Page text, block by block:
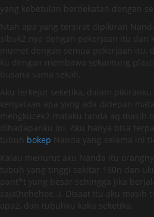
yang kebetulan berdekatan dengan
Ntah apa yang tersirat dipikiran
sibuk2 nya dengan pekerjaan itu dan
mumet dengan semua pekerjaan itu,
ku dengan membawa sekantung
busana sama sekali.
Aku terkejut seketika, dalam
kenyataan apa yang ada didepan
mengkucek2 mataku tanda aq masih
dihadapanku ini. Aku hanya bisa
tubuh bokep Nanda yang selama ini
Kalau menurut aku Nanda itu
tubuh yang tinggi sekitar 160n dan
pant*t yang besar sehingga jika
saja(hehehee..). Disaat itu aku masih
apa2, dan tubuhku kaku seketika.